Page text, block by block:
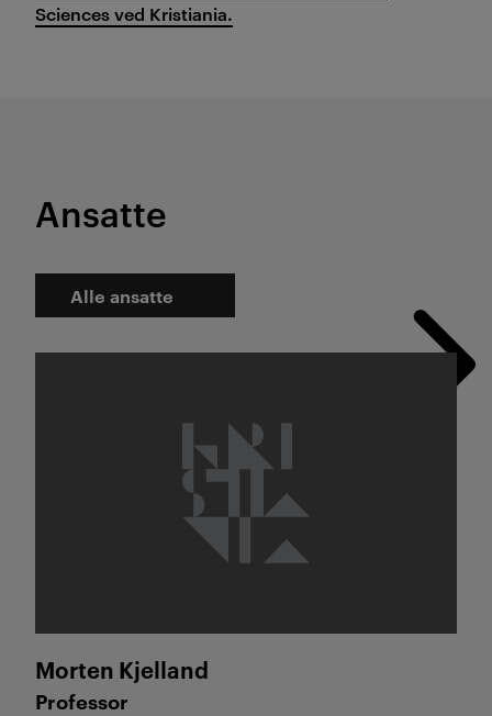
Sciences ved Kristiania.
Ansatte
Alle ansatte
Morten Kjelland
Professor